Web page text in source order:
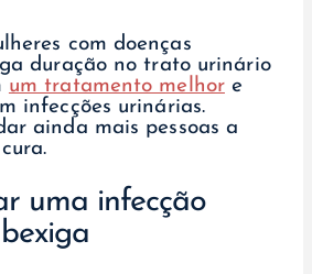
com doenças
duração no trato urinário
um tratamento melhore
infecções urinárias.
ainda mais pessoas a
uma infecção